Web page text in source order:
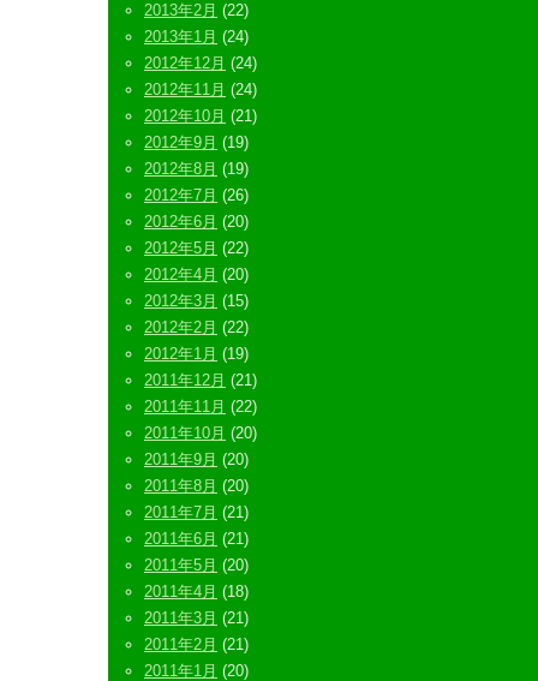
2013年2月 (22)
2013年1月 (24)
2012年12月 (24)
2012年11月 (24)
2012年10月 (21)
2012年9月 (19)
2012年8月 (19)
2012年7月 (26)
2012年6月 (20)
2012年5月 (22)
2012年4月 (20)
2012年3月 (15)
2012年2月 (22)
2012年1月 (19)
2011年12月 (21)
2011年11月 (22)
2011年10月 (20)
2011年9月 (20)
2011年8月 (20)
2011年7月 (21)
2011年6月 (21)
2011年5月 (20)
2011年4月 (18)
2011年3月 (21)
2011年2月 (21)
2011年1月 (20)